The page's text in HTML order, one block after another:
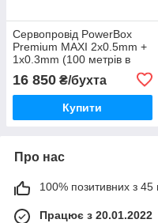
Сервопровід PowerBox
Premium MAXI 2x0.5mm +
1x0.3mm (100 метрів в
16 850 ₴/бухта
Купити
Про нас
100% позитивних з 45
Працює з 20.01.2022